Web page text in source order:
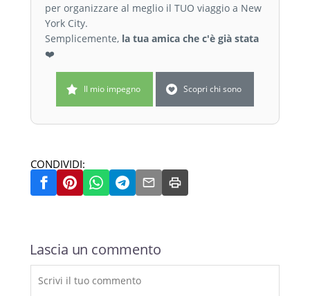
per organizzare al meglio il TUO viaggio a New
York City.
Semplicemente, la tua amica che c'è già stata
❤️
Il mio impegno Scopri chi sono
CONDIVIDI:
Lascia un commento